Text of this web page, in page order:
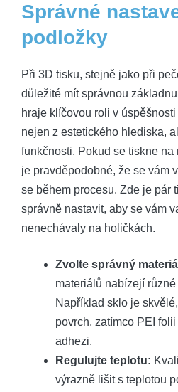
Správné
podložky
Při 3D tisku, stejně jako při
důležité mít správnou
hraje klíčovou roli v
nejen z estetického hlediska,
funkčnosti. Pokud se tiskne
je pravděpodobné, že se vám
se během procesu. Zde je pár
správně nastavit, aby se vám
nenechávaly na holičkách.
Zvolte správný
materiálů nabízejí
Například sklo je
povrch, zatímco PEI
adhezi.
Regulujte teplotu:
výrazně lišit s teplotou